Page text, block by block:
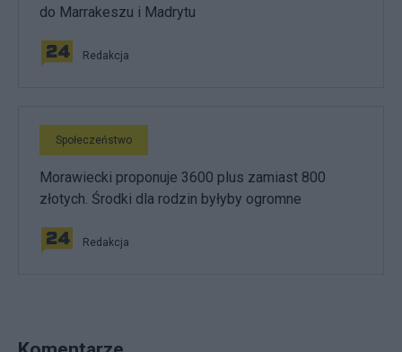
do Marrakeszu i Madrytu
Redakcja
Społeczeństwo
Morawiecki proponuje 3600 plus zamiast 800
złotych. Środki dla rodzin byłyby ogromne
Redakcja